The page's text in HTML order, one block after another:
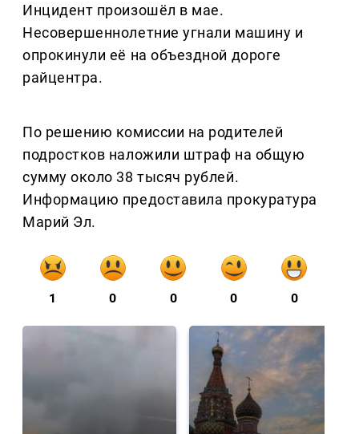
Инцидент произошёл в мае.
Несовершеннолетние угнали машину и
опрокинули её на объездной дороге
райцентра.
По решению комиссии на родителей
подростков наложили штраф на общую
сумму около 38 тысяч рублей.
Информацию предоставила прокуратура
Марий Эл.
1 0 0 0 0